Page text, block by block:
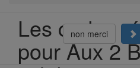
Les codes
pour Aux 2
non merci